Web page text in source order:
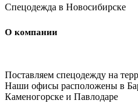
Спецодежда в Новосибирске
О компании
Поставляем спецодежду на
Наши офисы расположены в
Каменогорске и Павлодаре